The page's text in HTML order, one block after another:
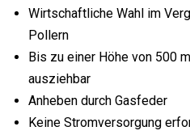
Wirtschaftliche Wahl im
Pollern
Bis zu einer Höhe von 500
ausziehbar
Anheben durch Gasfeder
Keine Stromversorgung